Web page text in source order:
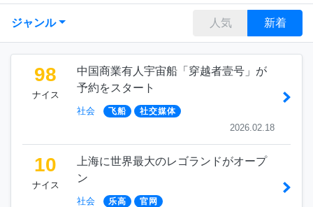
ジャンル 人気 新着
98
ナイス
中国商業有人宇宙船「穿越者壹号」が
予約をスタート
社会 飞船 社交媒体
2026.02.18
10
ナイス
上海に世界最大のレゴランドがオープ
ン
社会 乐高 官网